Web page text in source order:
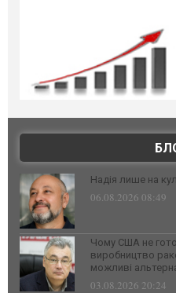
Надія лише на
06.08.2026 08:49
Чому США не
виробництво
можливі
03.08.2026 20:24